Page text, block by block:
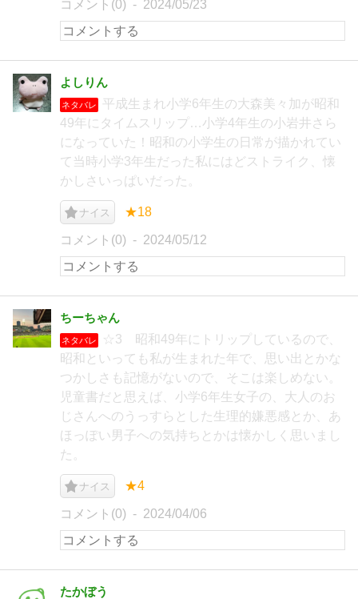
コメント(0) 2024/05/23
よしりん
ネタバレ
平成生まれ小学6年生の大森美々加が昭和
49年にタイムスリップ…小学4年生の小岩井さら
になっていた！昭和の小学生の日常が描かれてい
て当時小学3年生だった私にはどストライク、懐
かしさいっぱいだった。
ナイス ★18
コメント(0) 2024/05/12
ちーちゃん
ネタバレ
☆3 昭和49年にトリップしているので、
昭和といっても私が生まれた年で、思い出とかな
つかしさも記憶がないので、そこは楽しめない。
児童書だと思えば、小学6年生女子の、大人のお
じさんへのうっすらとした生理的嫌悪感とか、あ
ほっぽい男子への気持ちとかは懐かしく思いまし
た。
ナイス ★4
コメント(0) 2024/04/06
たかぼう